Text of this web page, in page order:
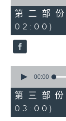
55
minutes,
19
seconds
第二部
02:00)
seconds
55
minutes,
19
seconds
00:00
第三部
03:00)